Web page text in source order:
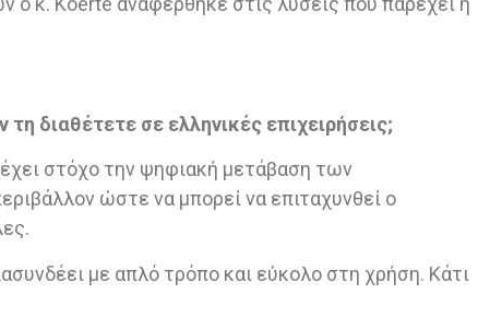
διαθέτετε σε ελληνικές επιχειρήσεις;
στόχο την ψηφιακή μετάβαση των
ώστε να μπορεί να επιταχυνθεί ο
με απλό τρόπο και εύκολο στη χρήση. Κάτι